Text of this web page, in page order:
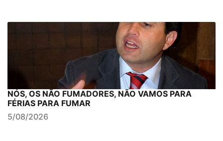
NÓS, OS NÃO FUMADORES, NÃO VAMOS PARA
FÉRIAS PARA FUMAR
5/08/2026